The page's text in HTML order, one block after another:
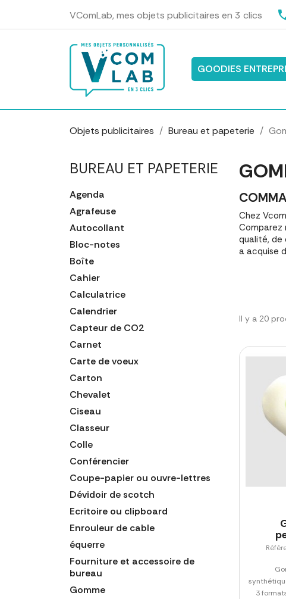
VComLab, mes objets publicitaires en 3 clics
GOODIES
Objets publicitaires Bureau et papeterie
BUREAU ET PAPETERIE
Agenda
Agrafeuse
Autocollant
Bloc-notes
Boîte
Cahier
Calculatrice
Calendrier
Capteur de CO2
Carnet
Carte de voeux
Carton
Chevalet
Ciseau
Classeur
Colle
Conférencier
Coupe-papier ou ouvre-lettres
Dévidoir de scotch
Ecritoire ou clipboard
Enrouleur de cable
équerre
Fourniture et accessoire de
bureau
Gomme
Chez
Comparez
qualité, de
a acquise
Il y a 20
3